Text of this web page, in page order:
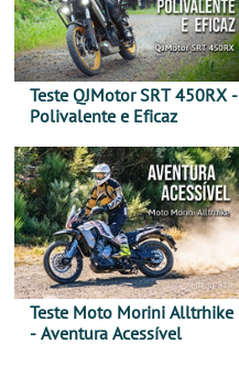
Teste QJMotor SRT 450RX -
Polivalente e Eficaz
Teste Moto Morini Alltrhike
- Aventura Acessível